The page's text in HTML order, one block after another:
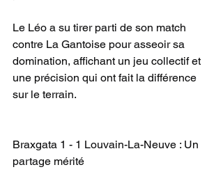
Le Léo a su tirer parti de son match
contre La Gantoise pour asseoir sa
domination, affichant un jeu collectif et
une précision qui ont fait la différence
sur le terrain.
Braxgata 1 - 1 Louvain-La-Neuve : Un
partage mérité